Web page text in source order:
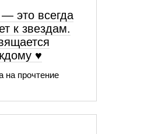
это всегда
к звездам.
♥
на прочтение